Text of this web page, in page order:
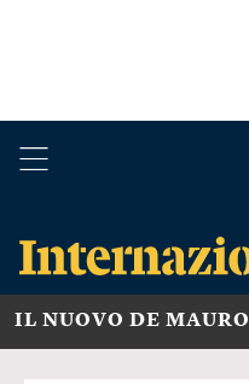
IL NUOVO DE MAURO